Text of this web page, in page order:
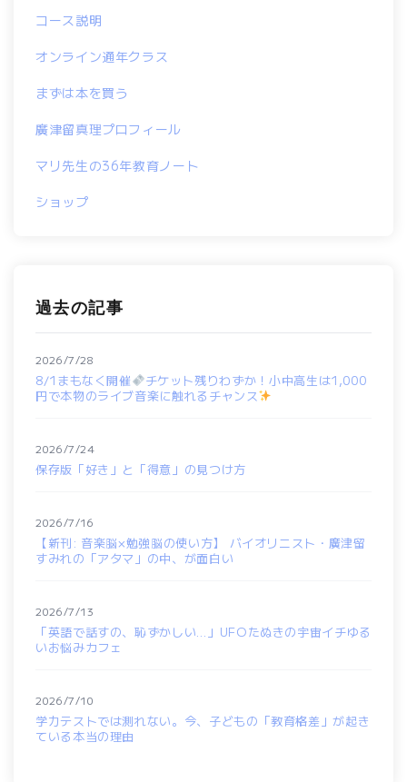
コース説明
オンライン通年クラス
まずは本を買う
廣津留真理プロフィール
マリ先生の36年教育ノート
ショップ
過去の記事
8/1まもなく開催
チケット残りわずか！小中高生は1,000
円で本物のライブ音楽に触れるチャンス
2026/7/28
保存版「好き」と「得意」の見つけ方
2026/7/24
【新刊: 音楽脳×勉強脳の使い方】 バイオリニスト・廣津留
すみれの「アタマ」の中、が面白い
2026/7/16
「英語で話すの、恥ずかしい…」UFOたぬきの宇宙イチゆる
いお悩みカフェ
2026/7/13
学力テストでは測れない。今、子どもの「教育格差」が起き
ている本当の理由
2026/7/10